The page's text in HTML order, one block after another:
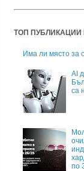
ТОП ПУБЛИКАЦИИ
Има ли място за
AI
са
по